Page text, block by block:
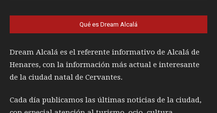
Qué es Dream Alcalá
Dream Alcalá es el referente informativo de Alcalá de
Henares, con la información más actual e interesante
de la ciudad natal de Cervantes.
Cada día publicamos las últimas noticias de la ciudad,